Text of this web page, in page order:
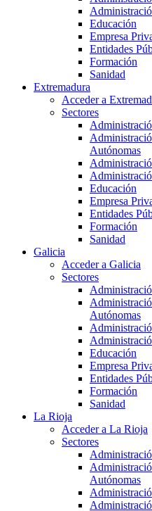
Educación
Empresa
Entidades
Formación
Sanidad
Extremadura
Acceder a
Sectores
Autónomas
Educación
Empresa
Entidades
Formación
Sanidad
Galicia
Acceder a Galicia
Sectores
Autónomas
Educación
Empresa
Entidades
Formación
Sanidad
La Rioja
Acceder a La Rioja
Sectores
Autónomas